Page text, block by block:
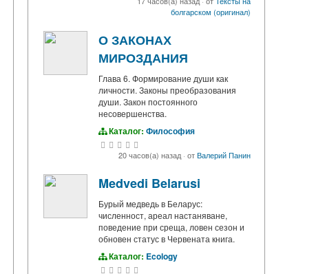
болгарском (оригинал)
О ЗАКОНАХ
МИРОЗДАНИЯ
Глава 6. Формирование души как
личности. Законы преобразования
души. Закон постоянного
несовершенства.
Каталог: Философия
20 часов(а) назад· отВалерий Панин
Medvedi Belarusi
Бурый медведь в Беларус:
численност, ареал настаняване,
поведение при среща, ловен сезон и
обновен статус в Червената книга.
Каталог: Ecology